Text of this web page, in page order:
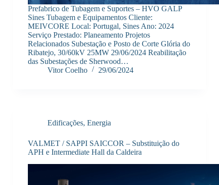
Prefabrico de Tubagem e Suportes – HVO GALP
Sines Tubagem e Equipamentos Cliente:
MEIVCORE Local: Portugal, Sines Ano: 2024
Serviço Prestado: Planeamento Projetos
Relacionados Subestação e Posto de Corte Glória do
Ribatejo, 30/60kV 25MW 29/06/2024 Reabilitação
das Subestações de Sherwood…
Vitor Coelho
29/06/2024
Edificações, Energia
VALMET / SAPPI SAICCOR – Substituição do
APH e Intermediate Hall da Caldeira